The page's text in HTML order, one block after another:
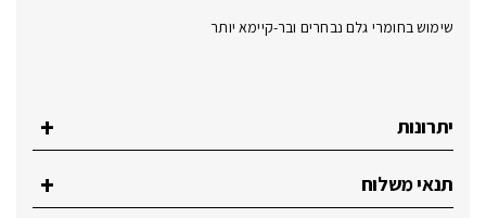
שימוש בחומרי גלם נבחרים ובר-קיימא יותר
יתרונות
תנאי משלוח